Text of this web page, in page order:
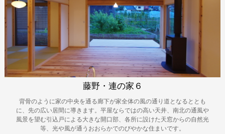
藤野・連の家６
背骨のように家の中央を通る廊下が家全体の風の通り道となるととも
に、先の広い居間に導きます。平屋ならではの高い天井、南北の通風や
風景を望む引込戸による大きな開口部、各所に設けた天窓からの自然光
等、光や風が通うおおらかでのびやかな住まいです。